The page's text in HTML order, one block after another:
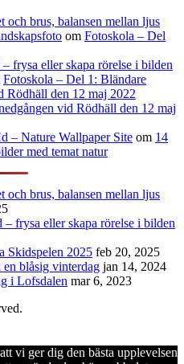
brus, balansen mellan ljus
om Fotoskola – Del
frysa eller skapa rörelse i bilden
Fotoskola – Del 1: Bländare
Rödhäll den 12 maj 2022
vid Rödhäll den 12 maj
– Nature Wallpaper Site om 14
med temat natur
brus, balansen mellan ljus
frysa eller skapa rörelse i bilden
Skidspelen 2025 feb 20, 2025
blåsig vinterdag jan 14, 2024
i Lofsdalen mar 6, 2023
vi ger dig den bästa upplevelsen